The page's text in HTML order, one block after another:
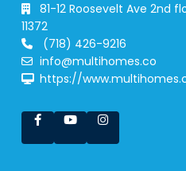
81-12 Roosevelt Ave 2nd
11372
(718) 426-9216
info@multihomes.co
https://